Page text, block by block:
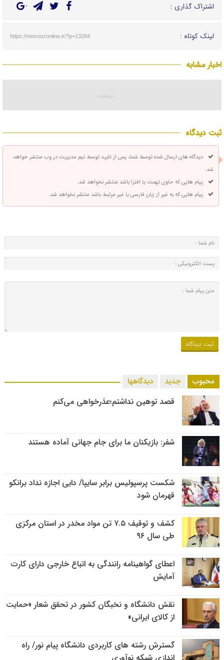
اشتراک گذاری :
لینک کوتاه : https://nimroozonline.ir/?p=13284
اخبار مشابه
ثبت دیدگاه
دیدگاه های ارسال شده توسط شما، پس از تایید توسط تیم مدیریت در وب منتشر خواهد
شد.
پیام هایی که حاوی تهمت یا افترا باشد منتشر نخواهد شد.
پیام هایی که به غیر از زبان فارسی یا غیر مرتبط باشد منتشر نخواهد شد.
محبوب جدید دیدگاهها
قصد توهین نداشتم؛عذرخواهی می‌کنم
شفر: بازیکنان ما برای جام جهانی آماده هستند
شکست پرسپولیس برابر سایپا/ دایی اجازه نداد برانکو
قهرمان شود
کشف و توقیف ۷.۵ تن مواد مخدر در استان مرکزی
طی سال ۹۶
اعطای گواهینامه رانندگی به اتباع خارجی دارای کارت
آمایش
نقش دانشگاه و نخبگان کشور در تحقق شعار «حمایت
از کالای ایرانی»
گسترش رشته های کاربردی دانشگاه پیام نور/ راه
اندازی شبکه نوآوری